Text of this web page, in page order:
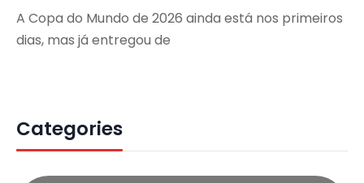
A Copa do Mundo de 2026 ainda está nos primeiros
dias, mas já entregou de
Categories